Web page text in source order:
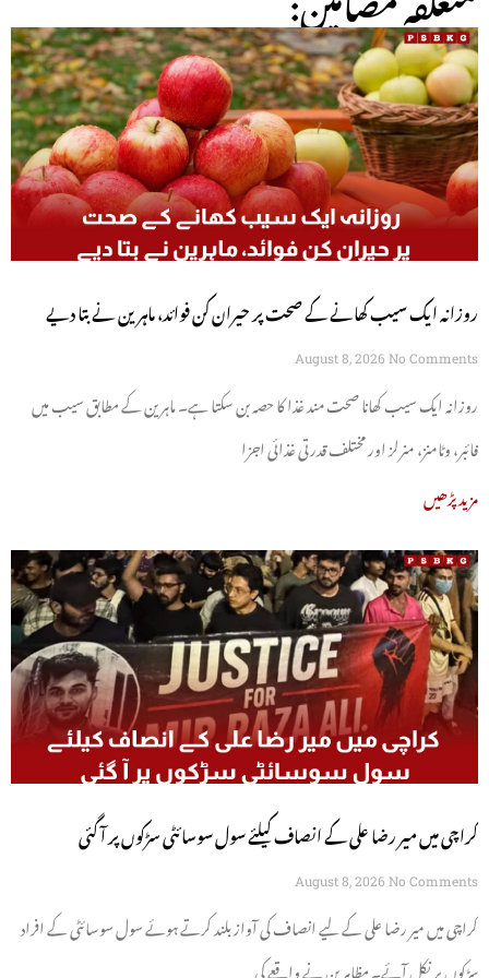
روزانہ ایک سیب کھانے کے صحت پر حیران کن فوائد، ماہرین نے بتا دیے
August 8, 2026 No Comments
روزانہ ایک سیب کھانا صحت مند غذا کا حصہ بن سکتا ہے۔ ماہرین کے مطابق سیب میں
فائبر، وٹامنز، منرلز اور مختلف قدرتی غذائی اجزا
مزید پڑھیں
کراچی میں میر رضا علی کے انصاف کیلئے سول سوسائٹی سڑکوں پر آ گئی
August 8, 2026 No Comments
کراچی میں میر رضا علی کے لیے انصاف کی آواز بلند کرتے ہوئے سول سوسائٹی کے افراد
سڑکوں پر نکل آئے۔ مظاہرین نے واقعے کی